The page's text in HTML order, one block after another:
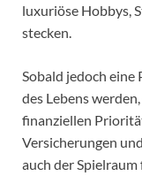
luxuriöse Hobbys,
stecken.
Sobald jedoch eine
des Lebens
finanziellen
Versicherungen
auch der